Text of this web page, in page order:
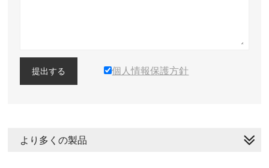
提出する 個人情報保護方針
より多くの製品